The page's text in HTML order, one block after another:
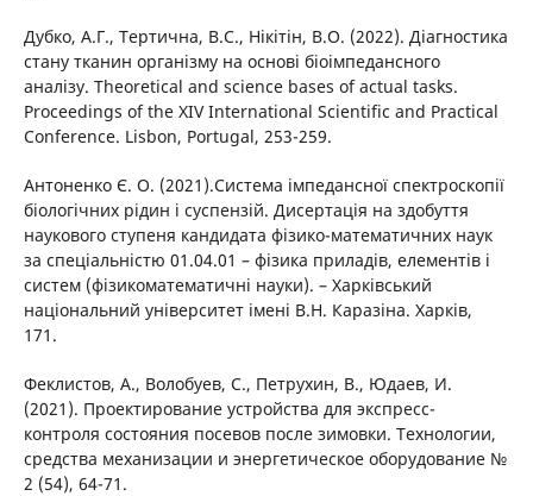
Дубко, А.Г., Тертична, В.С., Нікітін, В.О. (2022). Діагностика
стану тканин організму на основі біоімпедансного
аналізу. Theoretical and science bases of actual tasks.
Proceedings of the ХIV International Scientific and Practical
Conference. Lisbon, Portugal, 253-259.
Антоненко Є. О. (2021).Система імпедансної спектроскопії
біологічних рідин і суспензій. Дисертація на здобуття
наукового ступеня кандидата фізико-математичних наук
за спеціальністю 01.04.01 – фізика приладів, елементів і
систем (фізикоматематичні науки). – Харківський
національний університет імені В.Н. Каразіна. Харків,
171.
Феклистов, А., Волобуев, С., Петрухин, В., Юдаев, И.
(2021). Проектирование устройства для экспресс-
контроля состояния посевов после зимовки. Технологии,
средства механизации и энергетическое оборудование №
2 (54), 64-71.